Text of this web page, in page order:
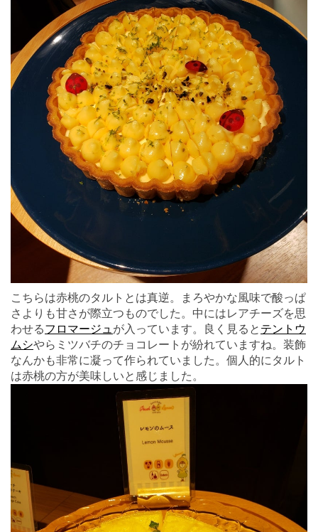
こちらは赤桃のタルトとは真逆。まろやかな風味で酸っぱ
さよりも甘さが際立つものでした。中にはレアチーズを思
わせるフロマージュ が入っています。良く見ると テントウ
ムシやらミツバチのチョコレートが紛れていますね。装飾
なんかも非常に凝って作られていました。個人的にタルト
は赤桃の方が美味しいと感じました。